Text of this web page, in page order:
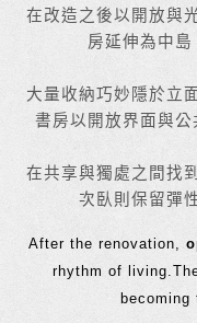
在改造之後以開放與
房延伸為中島
大量收納巧妙隱於立
書房以開放界面與公
在共享與獨處之間找
次臥則保留彈
After the renovation,
rhythm of